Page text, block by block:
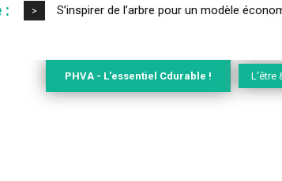
: > IPBES : le « GIEC de la biodiversité »
PHVA - L'essentiel Cdurable ! L'être